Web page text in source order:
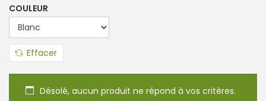
COULEUR
Effacer
Désolé, aucun produit ne répond à vos critères.